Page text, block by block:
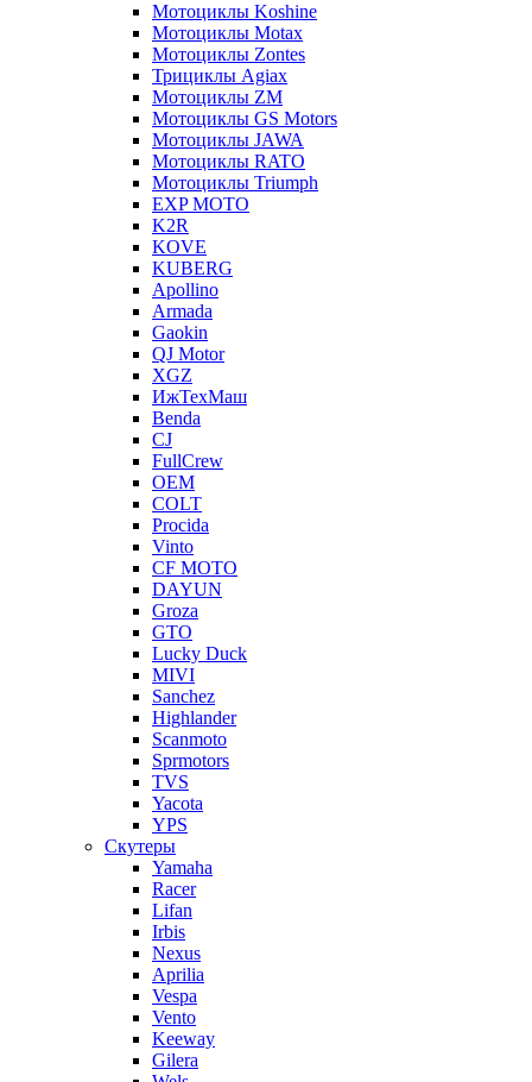
Мотоциклы Koshine
Мотоциклы Motax
Мотоциклы Zontes
Трициклы Agiax
Мотоциклы ZM
Мотоциклы GS Motors
Мотоциклы JAWA
Мотоциклы RATO
Мотоциклы Triumph
EXP MOTO
K2R
KOVE
KUBERG
Apollino
Armada
Gaokin
QJ Motor
XGZ
ИжТехМаш
Benda
CJ
FullCrew
OEM
COLT
Procida
Vinto
CF MOTO
DAYUN
Groza
GTO
Lucky Duck
MIVI
Sanchez
Highlander
Scanmoto
Sprmotors
TVS
Yacota
YPS
Скутеры
Yamaha
Racer
Lifan
Irbis
Nexus
Aprilia
Vespa
Vento
Keeway
Gilera